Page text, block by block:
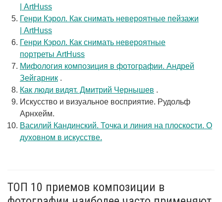
| ArtHuss
Генри Кэрол. Как снимать невероятные пейзажи
| ArtHuss
Генри Кэрол. Как снимать невероятные
портреты ArtHuss
Мифология композиция в фотографии. Андрей
Зейгарник .
Как люди видят. Дмитрий Чернышев .
Искусство и визуальное восприятие. Рудольф
Арнхейм.
Василий Кандинский. Точка и линия на плоскости. О
духовном в искусстве.
ТОП 10 приемов композиции в